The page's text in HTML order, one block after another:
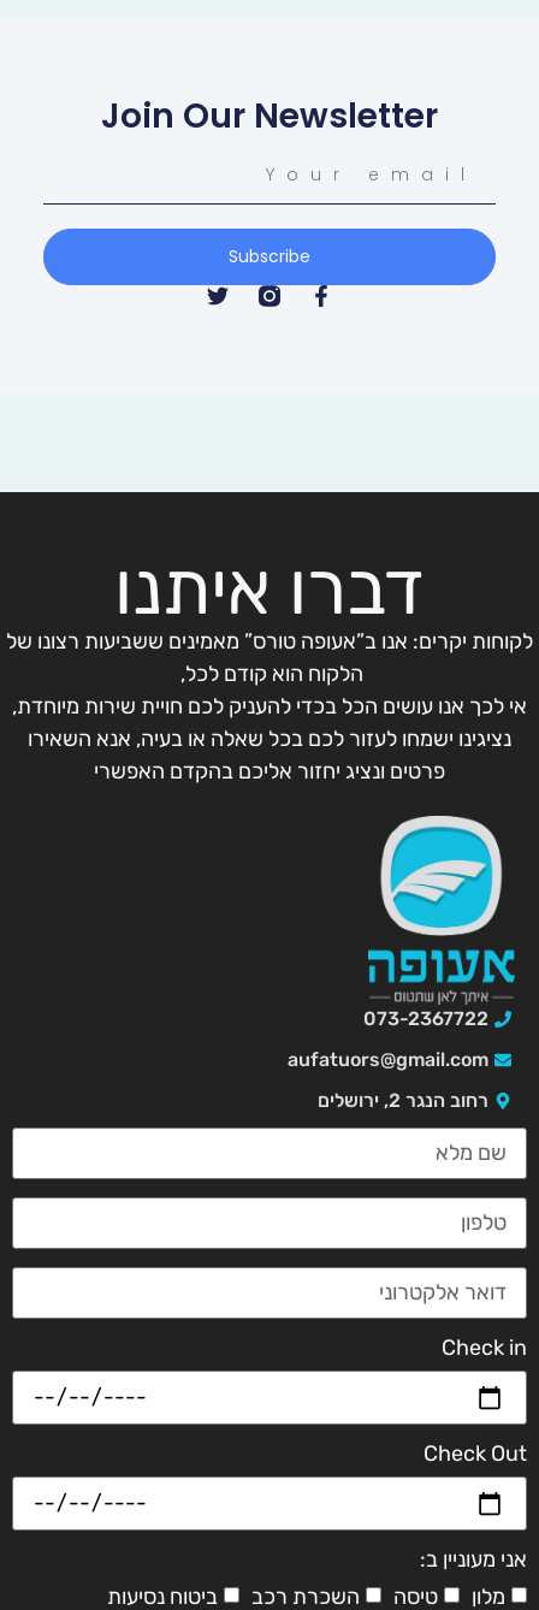
Join Our Newsletter
Subscribe
דברו איתנו
לקוחות יקרים: אנו ב”אעופה טורס” מאמינים ששביעות רצונו של
הלקוח הוא קודם לכל,
אי לכך אנו עושים הכל בכדי להעניק לכם חויית שירות מיוחדת,
נציגינו ישמחו לעזור לכם בכל שאלה או בעיה, אנא השאירו
פרטים ונציג יחזור אליכם בהקדם האפשרי
073-2367722
aufatuors@gmail.com
רחוב הנגר 2, ירושלים
Check in
Check Out
אני מעוניין ב:
מלון
טיסה השכרת רכב ביטוח נסיעות